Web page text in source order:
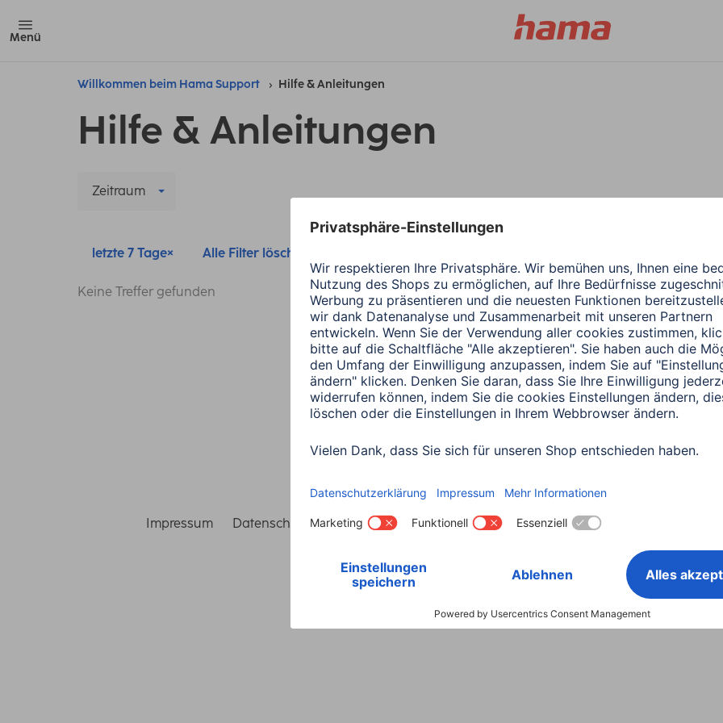
Menü
Willkommen beim Hama Support Hilfe & Anleitungen
Hilfe & Anleitungen
Zeitraum
letzte 7 Tage Alle Filter löschen
Keine Treffer gefunden
Land wählen
Impressum Datenschutz Garantiebestimmungen Konformitätserklärungen